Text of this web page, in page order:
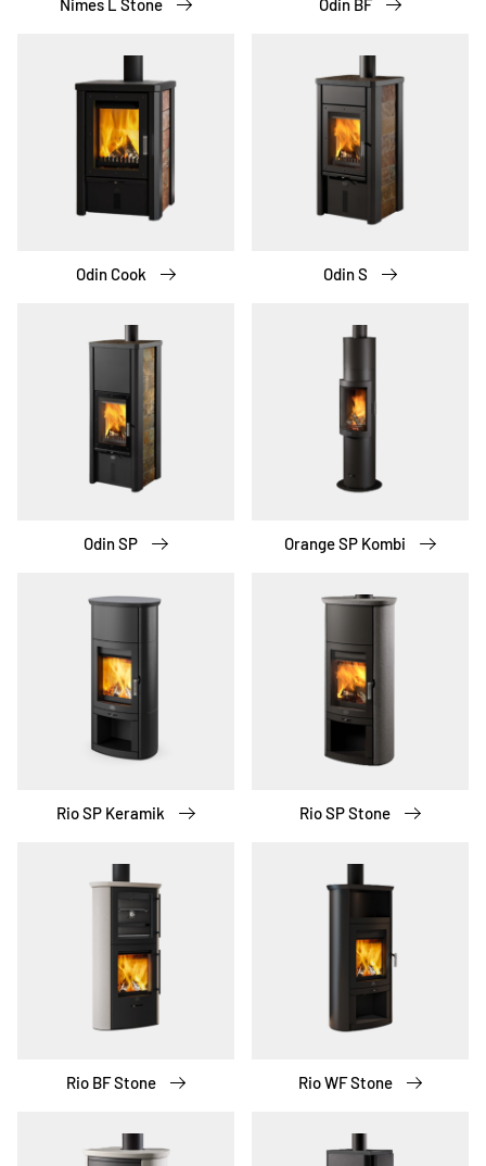
Nimes L Stone Odin BF
Odin Cook Odin S
Odin SP Orange SP Kombi
Rio SP Keramik Rio SP Stone
Rio BF Stone Rio WF Stone